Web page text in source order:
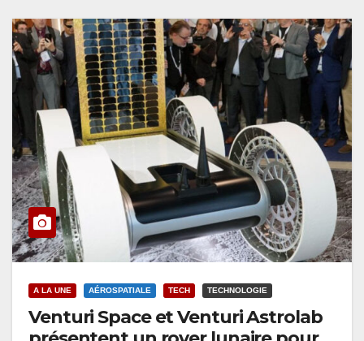
A LA UNE AÉROSPATIALE TECH TECHNOLOGIE
Venturi Space et Venturi Astrolab